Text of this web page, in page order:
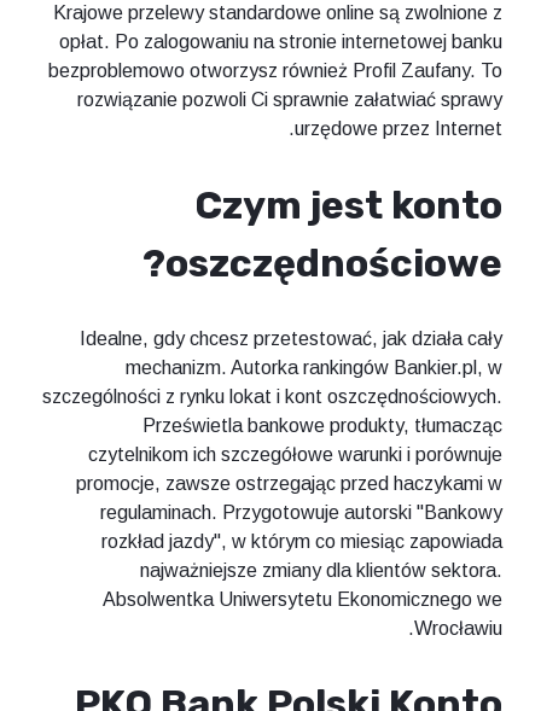
Krajowe przelewy standardowe online są zwolnione z
opłat. Po zalogowaniu na stronie internetowej banku
bezproblemowo otworzysz również Profil Zaufany. To
rozwiązanie pozwoli Ci sprawnie załatwiać sprawy
urzędowe przez Internet.
Czym jest konto
oszczędnościowe?
Idealne, gdy chcesz przetestować, jak działa cały
mechanizm. Autorka rankingów Bankier.pl, w
szczególności z rynku lokat i kont oszczędnościowych.
Prześwietla bankowe produkty, tłumacząc
czytelnikom ich szczegółowe warunki i porównuje
promocje, zawsze ostrzegając przed haczykami w
regulaminach. Przygotowuje autorski "Bankowy
rozkład jazdy", w którym co miesiąc zapowiada
najważniejsze zmiany dla klientów sektora.
Absolwentka Uniwersytetu Ekonomicznego we
Wrocławiu.